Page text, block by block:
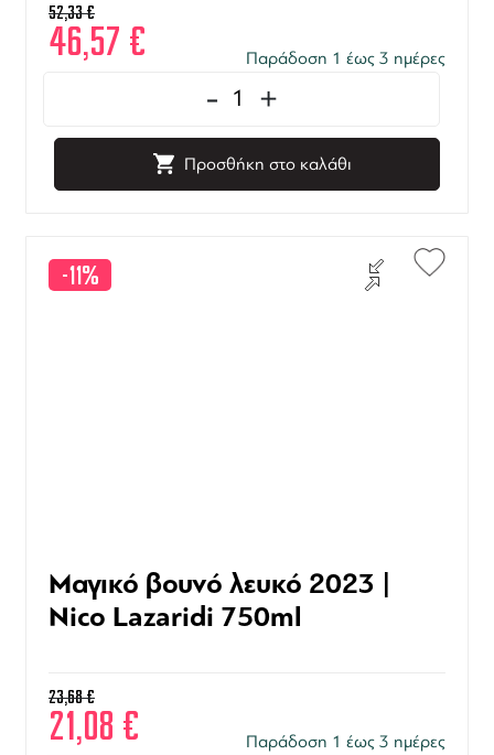
52,33€
46,57 € Παράδοση 1 έως 3 ημέρες
- +
Προσθήκη στο καλάθι
-11%
Μαγικό βουνό λευκό 2023 |
Nico Lazaridi 750ml
23,68€
21,08 € Παράδοση 1 έως 3 ημέρες